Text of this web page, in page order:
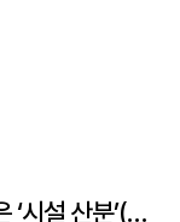
산분장 시대, 울산의 현실적 추진 방향은 ‘시설 산분’(경제사회브리프 184호)